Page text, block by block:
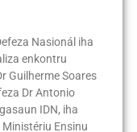
Nasionál iha
enkontru
Guilherme Soares
Dr Antonio
IDN, iha
Ensinu